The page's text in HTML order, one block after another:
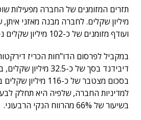
מיליון שקלים. לחברה מבנה מאזני
ועודף מזומנים של כ-102 מיליון שקלים נטו.
במקביל לפרסום הדו"חות הכריז
דיבידנד בסך של כ-32.5
למדיניות החברה, שלפיה היא תחלק
בשיעור של 66% מהרווח הנקי הרבעוני.